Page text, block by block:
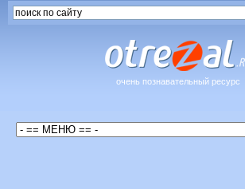
очень познавательный ресурс